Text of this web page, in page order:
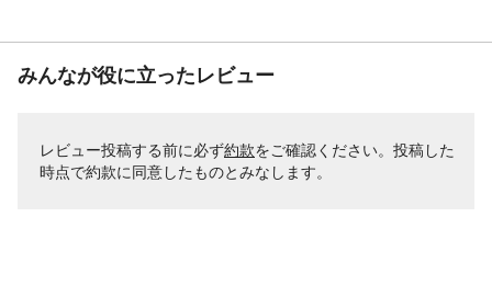
みんなが役に立ったレビュー
レビュー投稿する前に必ず約款をご確認ください。投稿した
時点で約款に同意したものとみなします。